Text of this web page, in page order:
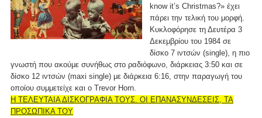
know it’s Christmas?» έχει
πάρει την τελική του μορφή.
Κυκλοφόρησε τη Δευτέρα 3
Δεκεμβρίου του 1984 σε
δίσκο 7 ιντσών (single), η πιο
γνωστή που ακούμε συνήθως στο ραδιόφωνο, διάρκειας 3:50 και σε
δίσκο 12 ιντσών (maxi single) με διάρκεια 6:16, στην παραγωγή του
οποίου συμμετείχε και ο Trevor Horn.
Η ΤΕΛΕΥΤΑΙΑ ΔΙΣΚΟΓΡΑΦΙΑ ΤΟΥΣ. ΟΙ ΕΠΑΝΑΣΥΝΔΕΣΕΙΣ, ΤΑ
ΠΡΟΣΩΠΙΚΑ ΤΟΥ